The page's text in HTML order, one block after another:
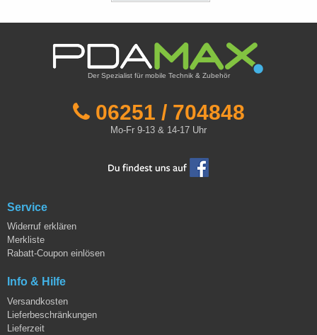
Der Spezialist für mobile Technik & Zubehör
06251 / 704848
Mo-Fr 9-13 & 14-17 Uhr
Service
Widerruf erklären
Merkliste
Rabatt-Coupon einlösen
Info & Hilfe
Versandkosten
Lieferbeschränkungen
Lieferzeit